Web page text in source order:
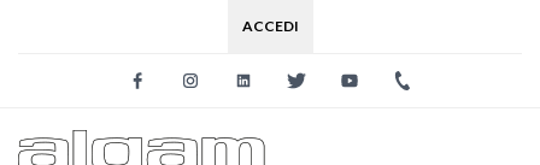
ACCEDI
FacebookInstagramLinkedinTwitter Youtube